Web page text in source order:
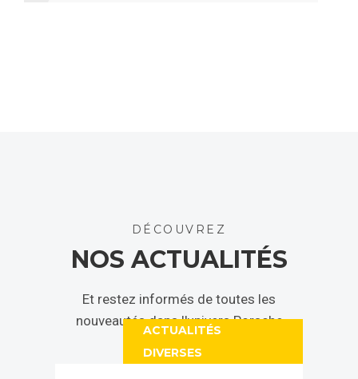
DÉCOUVREZ
NOS ACTUALITÉS
Et restez informés de toutes les
nouveautés dans l'univers Porsche
ACTUALITÉS
DIVERSES